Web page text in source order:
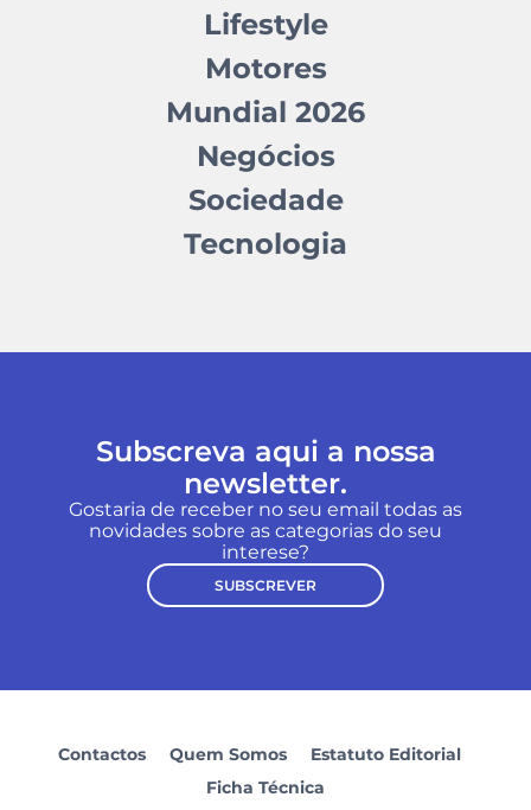
Lifestyle
Motores
Mundial 2026
Negócios
Sociedade
Tecnologia
Subscreva aqui a nossa
newsletter.
Gostaria de receber no seu email todas as
novidades sobre as categorias do seu
interese?
SUBSCREVER
Contactos Quem Somos
Estatuto Editorial
Ficha Técnica